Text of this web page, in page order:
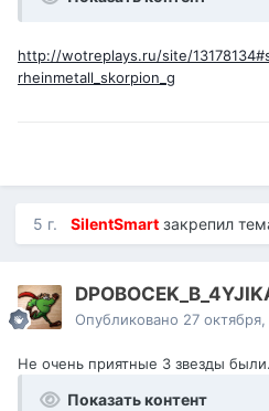
http://wotreplays.ru/site/
rheinmetall_skorpion_g
5 г. SilentSmart закрепил
Опубликовано 27
Не очень приятные 3 звезды
Показать контент